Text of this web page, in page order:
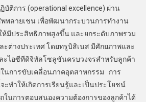
ติการ (operational excellence) ผ่าน
พลายเชน เพื่อพัฒนากระบวนการทำงาน
ห้มีประสิทธิภาพสูงขึ้น และยกระดับภาพรวม
ต่างประเทศ โดยทรูบิสิเนส มีศักยภาพและ
ะไอซีทีดิจิทัลโซลูชันครบวงจรสำหรับลูกค้า
นการขับเคลื่อนภาคอุตสาหกรรม การ
ะทำให้เกิดการเรียนรู้และเป็นประโยชน์
ในการตอบสนองความต้องการของลูกค้าได้